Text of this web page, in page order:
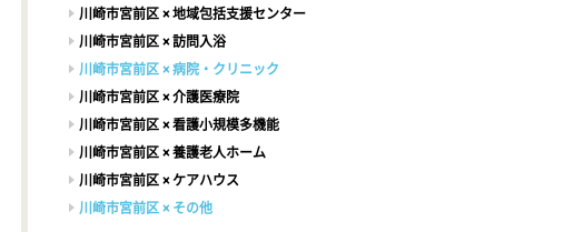
川崎市宮前区 × 地域包括支援センター
川崎市宮前区 × 訪問入浴
川崎市宮前区 × 病院・クリニック
川崎市宮前区 × 介護医療院
川崎市宮前区 × 看護小規模多機能
川崎市宮前区 × 養護老人ホーム
川崎市宮前区 × ケアハウス
川崎市宮前区 × その他